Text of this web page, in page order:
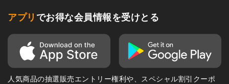
アプリ でお得な会員情報を受けとる
人気商品の抽選販売エントリー権利や、スペシャル割引クーポ